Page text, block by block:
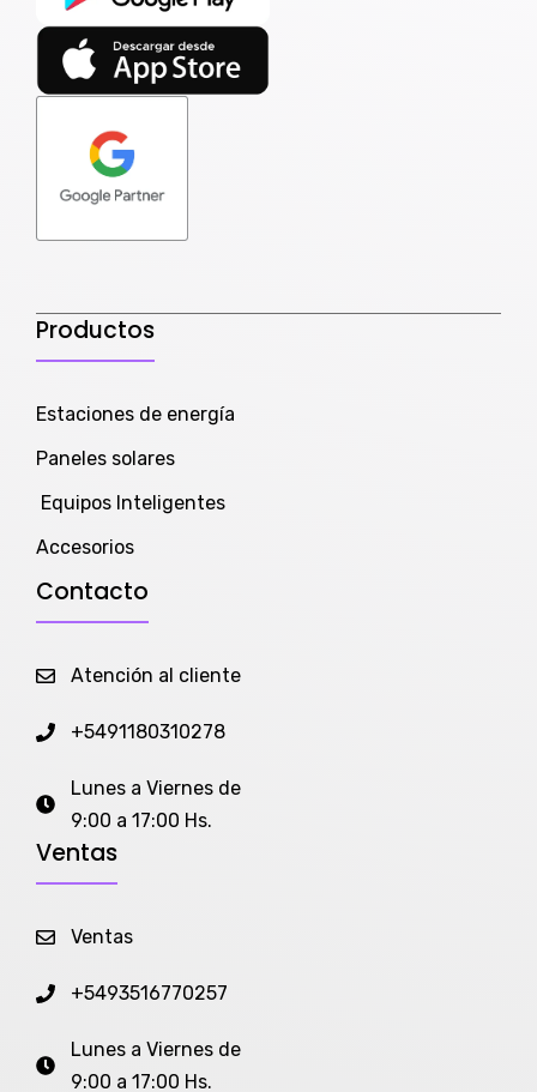
Productos
Estaciones de energía
Paneles solares
Equipos Inteligentes
Accesorios
Contacto
Atención al cliente
+5491180310278
Lunes a Viernes de
9:00 a 17:00 Hs.
Ventas
Ventas
+5493516770257
Lunes a Viernes de
9:00 a 17:00 Hs.